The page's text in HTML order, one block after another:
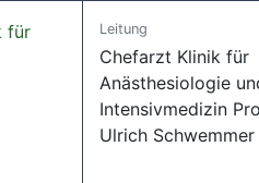
für
Leitung
Chefarzt Klinik für
Anästhesiologie
Intensivmedizin
Ulrich Schwemmer